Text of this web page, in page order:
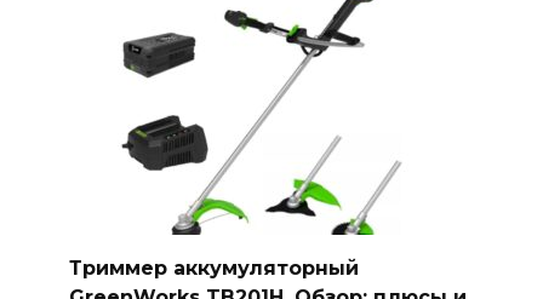
Триммер аккумуляторный